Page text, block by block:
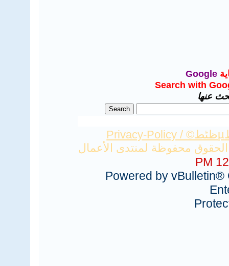
Google
Search with
عنها
Privacy-Policy
Powered by